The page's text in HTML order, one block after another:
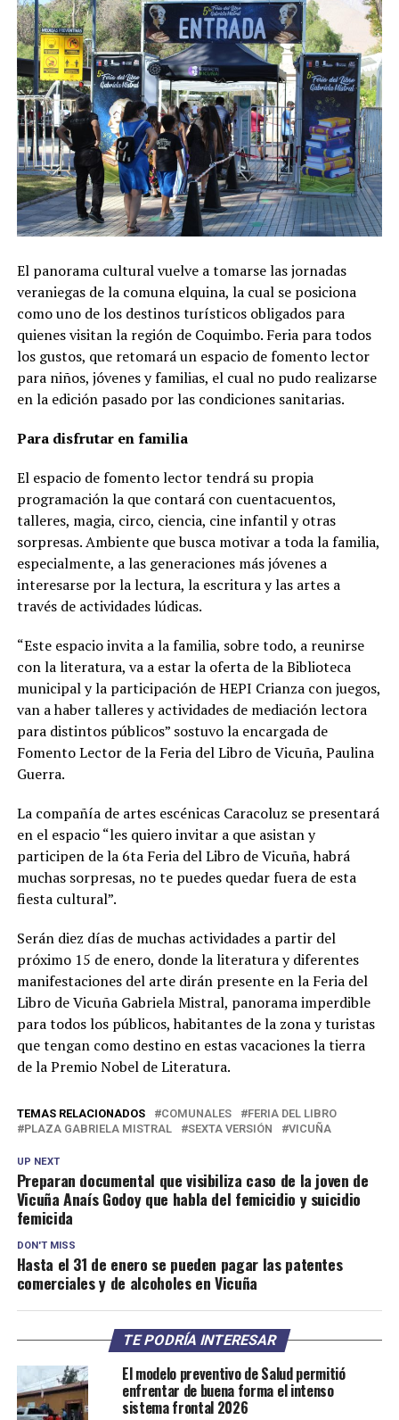
El panorama cultural vuelve a tomarse las jornadas
veraniegas de la comuna elquina, la cual se posiciona
como uno de los destinos turísticos obligados para
quienes visitan la región de Coquimbo. Feria para todos
los gustos, que retomará un espacio de fomento lector
para niños, jóvenes y familias, el cual no pudo realizarse
en la edición pasado por las condiciones sanitarias.
Para disfrutar en familia
El espacio de fomento lector tendrá su propia
programación la que contará con cuentacuentos,
talleres, magia, circo, ciencia, cine infantil y otras
sorpresas. Ambiente que busca motivar a toda la familia,
especialmente, a las generaciones más jóvenes a
interesarse por la lectura, la escritura y las artes a
través de actividades lúdicas.
“Este espacio invita a la familia, sobre todo, a reunirse
con la literatura, va a estar la oferta de la Biblioteca
municipal y la participación de HEPI Crianza con juegos,
van a haber talleres y actividades de mediación lectora
para distintos públicos” sostuvo la encargada de
Fomento Lector de la Feria del Libro de Vicuña, Paulina
Guerra.
La compañía de artes escénicas Caracoluz se presentará
en el espacio “les quiero invitar a que asistan y
participen de la 6ta Feria del Libro de Vicuña, habrá
muchas sorpresas, no te puedes quedar fuera de esta
fiesta cultural”.
Serán diez días de muchas actividades a partir del
próximo 15 de enero, donde la literatura y diferentes
manifestaciones del arte dirán presente en la Feria del
Libro de Vicuña Gabriela Mistral, panorama imperdible
para todos los públicos, habitantes de la zona y turistas
que tengan como destino en estas vacaciones la tierra
de la Premio Nobel de Literatura.
TEMAS RELACIONADOS COMUNALES
FERIA DEL LIBRO
PLAZA GABRIELA MISTRAL
SEXTA VERSIÓN VICUÑA
UP NEXT
Preparan documental que visibiliza caso de la joven de
Vicuña Anaís Godoy que habla del femicidio y suicidio
femicida
DON'T MISS
Hasta el 31 de enero se pueden pagar las patentes
comerciales y de alcoholes en Vicuña
TE PODRÍA INTERESAR
El modelo preventivo de Salud permitió
enfrentar de buena forma el intenso
sistema frontal 2026